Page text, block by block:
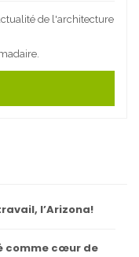
de l'architecture
l’Arizona!
comme cœur de